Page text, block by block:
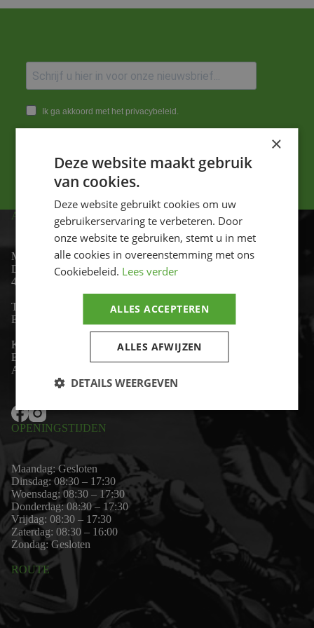
Ik ga akkoord met het privacybeleid.
ADRES
Motor-id
De Lind 17
4841 KC Prinsenbeek
Telefoon:
+31 (0)76 - 54 11 888
Email:
K.v.K: 80530338
B.T.W-nummer: NL861703947B01
Algemene voorwaarden
OPENINGSTIJDEN
Maandag: Gesloten
Dinsdag: 08:30 – 17:30
Woensdag: 08:30 – 17:30
Donderdag: 08:30 – 17:30
Vrijdag: 08:30 – 17:30
Zaterdag: 08:30 – 16:00
Zondag: Gesloten
ROUTE
×
Deze website maakt gebruik
van cookies.
Deze website gebruikt cookies om uw
gebruikerservaring te verbeteren. Door
onze website te gebruiken, stemt u in met
alle cookies in overeenstemming met ons
Cookiebeleid. Lees verder
ALLES ACCEPTEREN
ALLES AFWIJZEN
DETAILS WEERGEVEN